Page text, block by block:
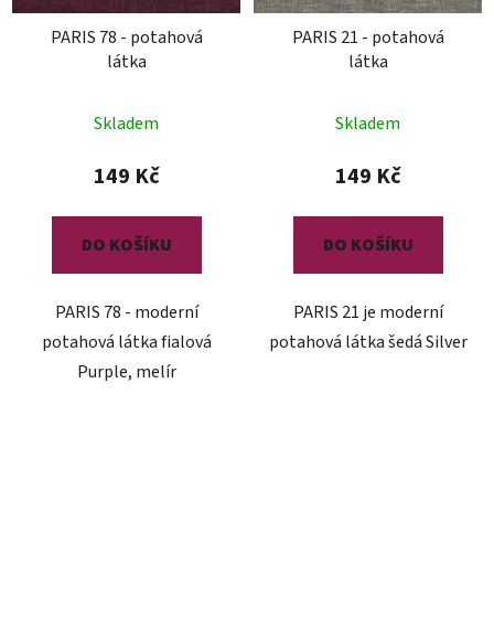
PARIS 78 - potahová
látka
Skladem
149 Kč
DO KOŠÍKU
PARIS 78 - moderní
potahová látka fialová
Purple, melír
PARIS 21 - potahová
látka
Skladem
149 Kč
DO KOŠÍKU
PARIS 21 je moderní
potahová látka šedá Silver